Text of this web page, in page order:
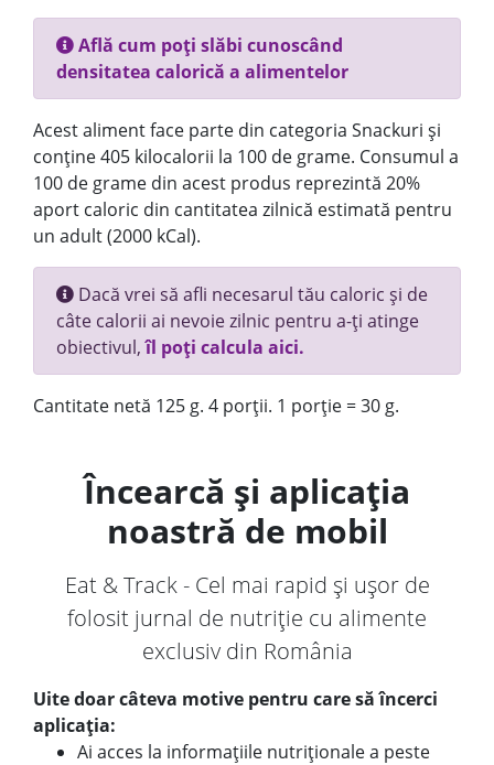
Află cum poți slăbi cunoscând
densitatea calorică a alimentelor
Acest aliment face parte din categoria Snackuri și
conține 405 kilocalorii la 100 de grame. Consumul a
100 de grame din acest produs reprezintă 20%
aport caloric din cantitatea zilnică estimată pentru
un adult (2000 kCal).
Dacă vrei să afli necesarul tău caloric și de
câte calorii ai nevoie zilnic pentru a-ți atinge
obiectivul,îl poți calcula aici.
Cantitate netă 125 g. 4 porții. 1 porție = 30 g.
Încearcă și aplicația
noastră de mobil
Eat & Track - Cel mai rapid și ușor de
folosit jurnal de nutriție cu alimente
exclusiv din România
Uite doar câteva motive pentru care să încerci
aplicația:
Ai acces la informațiile nutriționale a peste